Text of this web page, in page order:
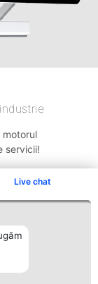
Live chat
motorul
servicii!